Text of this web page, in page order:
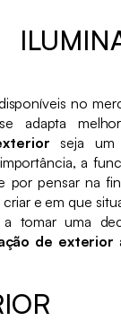
no
adapta
seja um
a
por pensar na
e em que
tomar uma
de exterior